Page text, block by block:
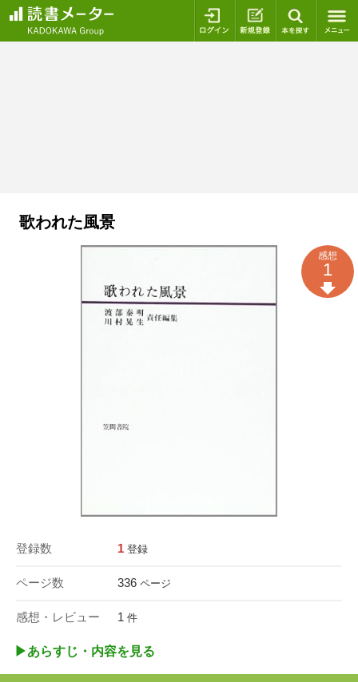
ログイン 新規登録
歌われた風景
登録数 1 登録
ページ数 336 ページ
感想・レビュー 1 件
感想
1
▶︎あらすじ・内容を見る